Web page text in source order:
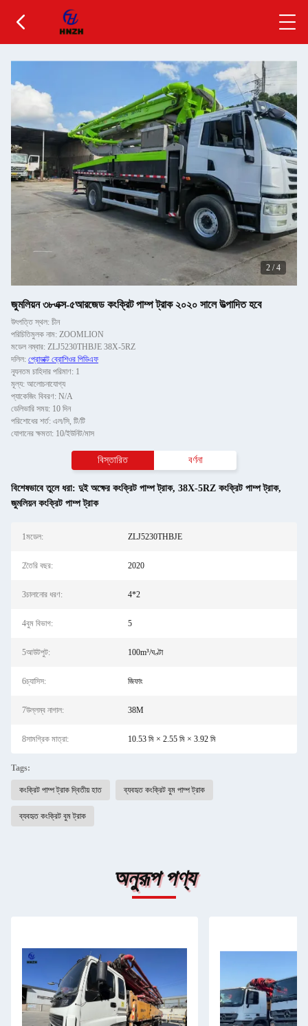
2 /4
জুমলিয়ন ৩৮এক্স-৫আরজেড কংক্রিট পাম্প ট্রাক ২০২০ সালে উত্পাদিত হবে
উৎপত্তি স্থল: চীন
পরিচিতিমুলক নাম: ZOOMLION
মডেল নম্বার: ZLJ5230THBJE 38X-5RZ
দলিল: প্রোডাক্ট ব্রোশিওর পিডিএফ
ন্যূনতম চাহিদার পরিমাণ: 1
মূল্য: আলোচনাযোগ্য
প্যাকেজিং বিবরণ: N/A
ডেলিভারি সময়: 10 দিন
পরিশোধের শর্ত: এল/সি, টি/টি
যোগানের ক্ষমতা: 10/ইউনিট/মাস
বিস্তারিত বর্ণনা
বিশেষভাবে তুলে ধরা: দুই অক্ষের কংক্রিট পাম্প ট্রাক, 38X-5RZ কংক্রিট পাম্প ট্রাক,
জুমলিয়ন কংক্রিট পাম্প ট্রাক
1মডেল: ZLJ5230THBJE
2তৈরি বছর: 2020
3চালানোর ধরণ: 4*2
4বুম বিভাগ: 5
5আউটপুট: 100m³/ঘণ্টা
6চ্যাসিস: জিফাং
7উল্লম্ব নাগাল: 38M
8সামগ্রিক মাত্রা: 10.53 মি × 2.55 মি × 3.92 মি
Tags:
কংক্রিট পাম্প ট্রাক দ্বিতীয় হাত ব্যবহৃত কংক্রিট বুম পাম্প ট্রাক
ব্যবহৃত কংক্রিট বুম ট্রাক
অনুরূপ পণ্য